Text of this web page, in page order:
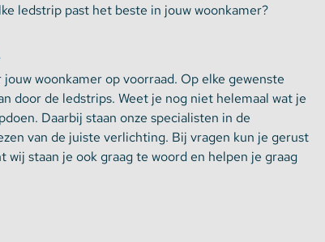
ledstrip past het beste in jouw woonkamer?
woonkamer op voorraad. Op elke gewenste
door de ledstrips. Weet je nog niet helemaal wat je
Daarbij staan onze specialisten in de
van de juiste verlichting. Bij vragen kun je gerust
wij staan je ook graag te woord en helpen je graag